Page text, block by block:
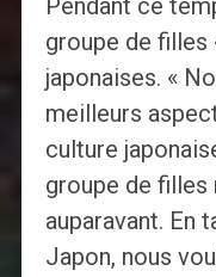
Pendant ce
groupe de filles
japonaises. «
meilleurs
culture
groupe de filles
auparavant. En
Japon, nous